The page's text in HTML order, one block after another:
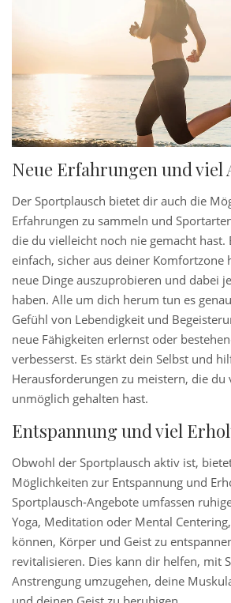
Neue Erfahrungen und viel
Der Sportplausch bietet dir auch die
Erfahrungen zu sammeln und
die du vielleicht noch nie gemacht hast.
einfach, sicher aus deiner Komfortzone
neue Dinge auszuprobieren und dabei
haben. Alle um dich herum tun es
Gefühl von Lebendigkeit und
neue Fähigkeiten erlernst oder
verbesserst. Es stärkt dein Selbst und
Herausforderungen zu meistern, die
unmöglich gehalten hast.
Entspannung und viel
Obwohl der Sportplausch aktiv ist,
Möglichkeiten zur Entspannung und
Sportplausch-Angebote umfassen
Yoga, Meditation oder Mental
können, Körper und Geist zu
revitalisieren. Dies kann dir helfen, mit
Anstrengung umzugehen, deine